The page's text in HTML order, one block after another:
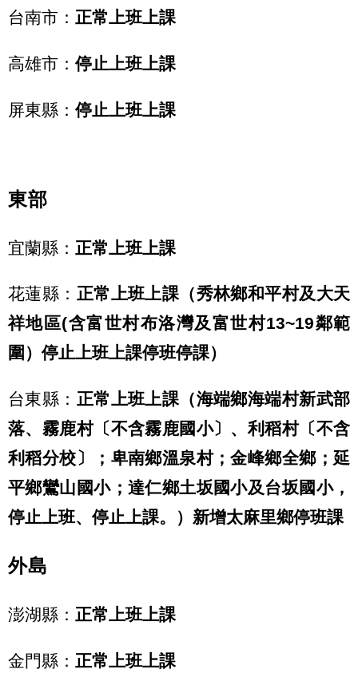
台南市： 正常上班上課
高雄市：停止上班上課
屏東縣：停止上班上課
東部
宜蘭縣： 正常上班上課
花蓮縣： 正常上班上課（秀林鄉和平村及大天
祥地區(含富世村布洛灣及富世村13~19鄰範
圍）停止上班上課停班停課）
台東縣： 正常上班上課（海端鄉海端村新武部
落、霧鹿村〔不含霧鹿國小〕、利稻村〔不含
利稻分校〕；卑南鄉溫泉村；金峰鄉全鄉；延
平鄉鸞山國小；達仁鄉土坂國小及台坂國小，
停止上班、停止上課。）新增太麻里鄉停班課
外島
澎湖縣： 正常上班上課
金門縣： 正常上班上課